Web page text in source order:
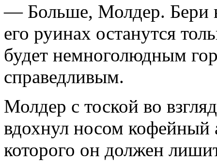
— Больше, Молдер. Бери
его руинах останутся
будет немноголюдным
справедливым.
Молдер с тоской во
вдохнул носом кофейный
которого он должен